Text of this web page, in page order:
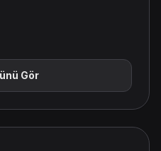
Gör